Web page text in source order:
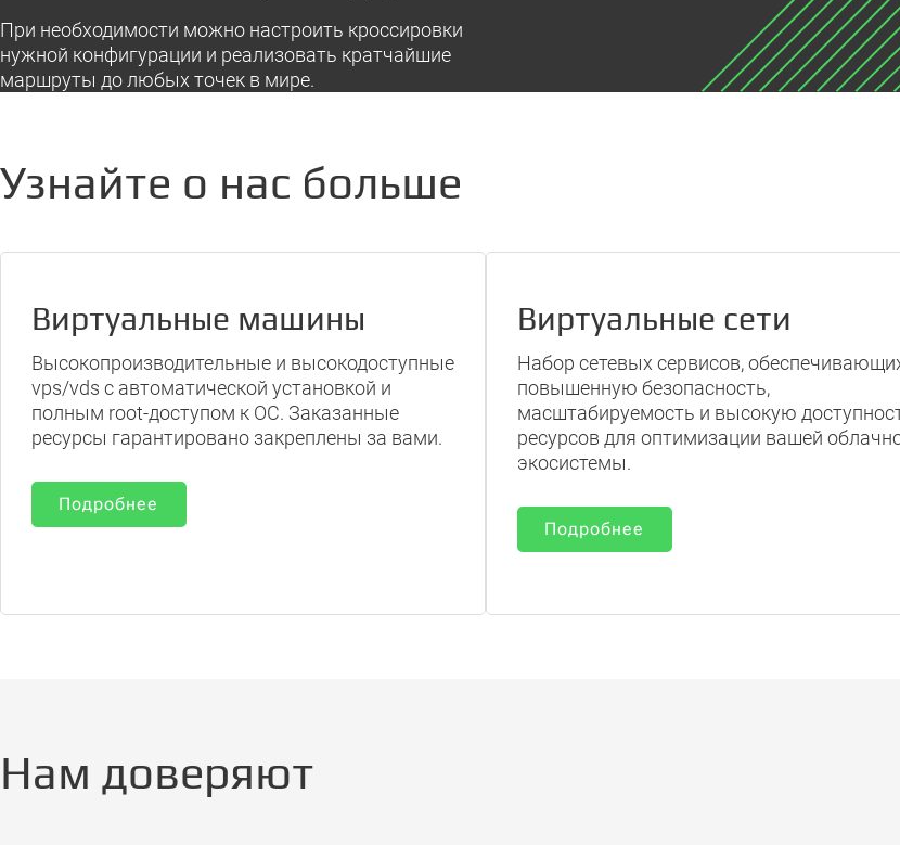
При необходимости можно настроить кроссировки
нужной конфигурации и реализовать кратчайшие
маршруты до любых точек в мире.
Узнайте о нас больше
Виртуальные машины
Высокопроизводительные и высокодоступные
vps/vds с автоматической установкой и
полным root-доступом к ОС. Заказанные
ресурсы гарантировано закреплены за вами.
Подробнее
Виртуальные сети
Набор сетевых сервисов,
повышенную безопасность,
масштабируемость и высокую
ресурсов для оптимизации вашей
экосистемы.
Подробнее
Нам доверяют